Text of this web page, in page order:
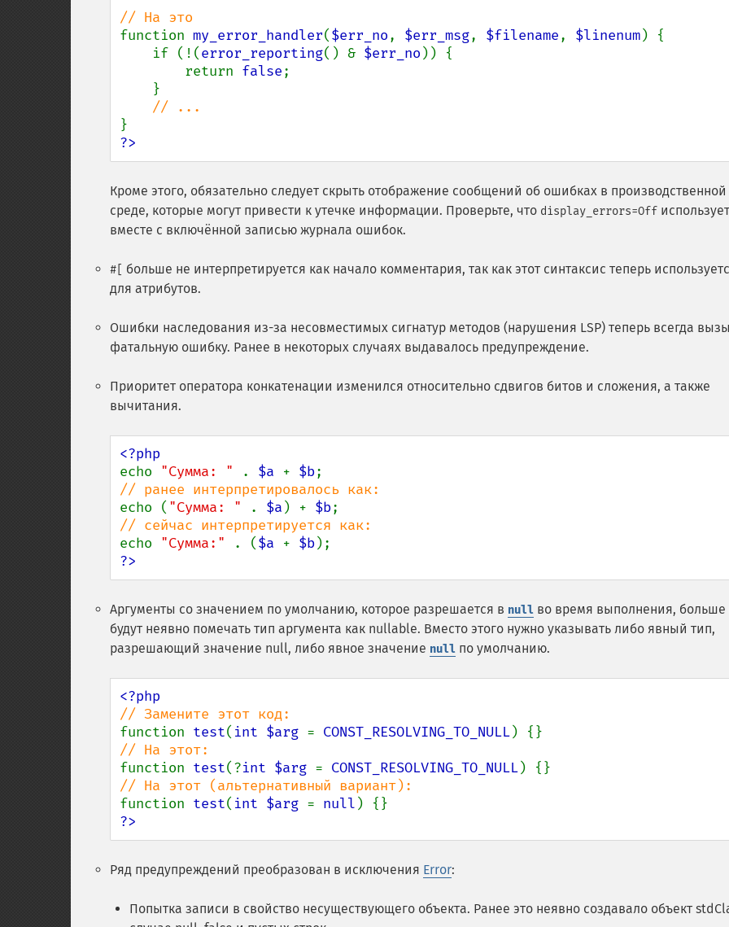
function my_error_handler($err_no, $err_msg, $filename, $linenum) {
    if (!(
error_reporting() & $err_no )) {
        return
false;
?>
Кроме этого, обязательно следует скрыть отображение сообщений об ошибках в производственной
среде, которые могут привести к утечке информации. Проверьте, что display_errors=Off
вместе с включённой записью журнала ошибок.
#[
больше не интерпретируется как начало комментария, так как этот синтаксис теперь
для атрибутов.
Ошибки наследования из-за несовместимых сигнатур методов (нарушения LSP) теперь всегда
фатальную ошибку. Ранее в некоторых случаях выдавалось предупреждение.
Приоритет оператора конкатенации изменился относительно сдвигов битов и сложения, а также
вычитания.
echo "Сумма: " . $a + $b
echo ( "Сумма: " . $a ) + $b
echo "Сумма:" . ($a + $b
?>
Аргументы со значением по умолчанию, которое разрешается в null во время выполнения, больше
будут неявно помечать тип аргумента как nullable. Вместо этого нужно указывать либо явный тип,
разрешающий значение null, либо явное значение null по умолчанию.
function test( int $arg = CONST_RESOLVING_TO_NULL
function test(?int $arg = CONST_RESOLVING_TO_NULL
function test( int $arg = null
?>
Ряд предупреждений преобразован в исключения Error:
Попытка записи в свойство несуществующего объекта. Ранее это неявно создавало объект